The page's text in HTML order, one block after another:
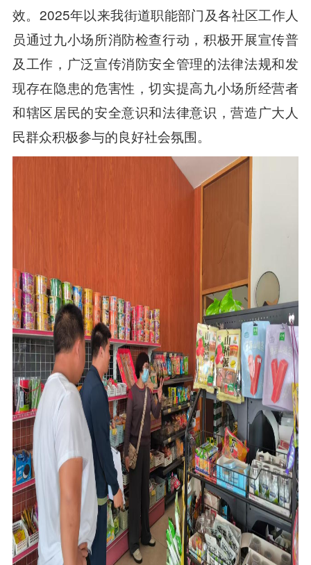
效。2025年以来我街道职能部门及各社区工作人
员通过九小场所消防检查行动，积极开展宣传普
及工作，广泛宣传消防安全管理的法律法规和发
现存在隐患的危害性，切实提高九小场所经营者
和辖区居民的安全意识和法律意识，营造广大人
民群众积极参与的良好社会氛围。